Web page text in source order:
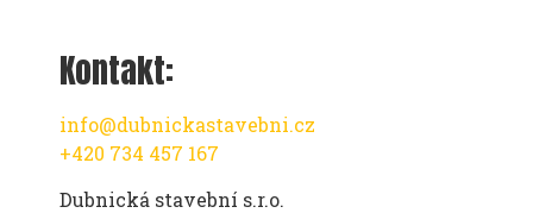
Kontakt:
info@dubnickastavebni.cz
+420 734 457 167
Dubnická stavební s.r.o.